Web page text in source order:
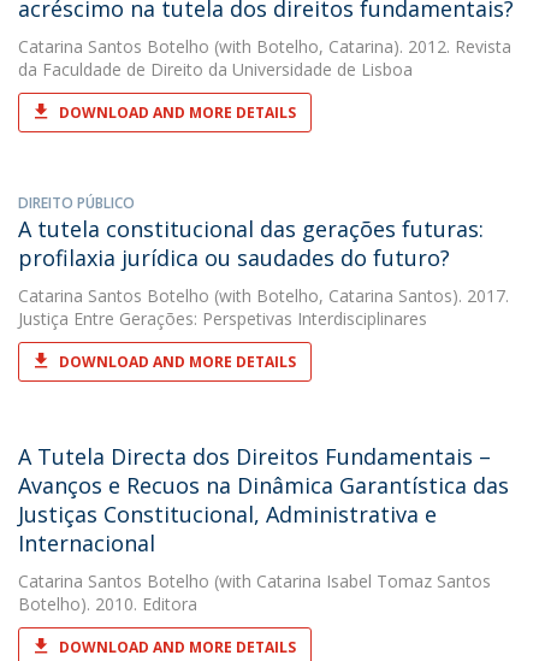
acréscimo na tutela dos direitos fundamentais?
Catarina Santos Botelho (with Botelho, Catarina). 2012. Revista
da Faculdade de Direito da Universidade de Lisboa
DOWNLOAD AND MORE DETAILS
DIREITO PÚBLICO
A tutela constitucional das gerações futuras:
profilaxia jurídica ou saudades do futuro?
Catarina Santos Botelho (with Botelho, Catarina Santos). 2017.
Justiça Entre Gerações: Perspetivas Interdisciplinares
DOWNLOAD AND MORE DETAILS
A Tutela Directa dos Direitos Fundamentais –
Avanços e Recuos na Dinâmica Garantística das
Justiças Constitucional, Administrativa e
Internacional
Catarina Santos Botelho (with Catarina Isabel Tomaz Santos
Botelho). 2010. Editora
DOWNLOAD AND MORE DETAILS